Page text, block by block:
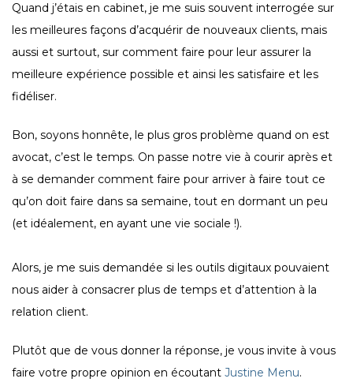
Quand j’étais en cabinet, je me suis souvent interrogée sur
les meilleures façons d’acquérir de nouveaux clients, mais
aussi et surtout, sur comment faire pour leur assurer la
meilleure expérience possible et ainsi les satisfaire et les
fidéliser.
Bon, soyons honnête, le plus gros problème quand on est
avocat, c’est le temps. On passe notre vie à courir après et
à se demander comment faire pour arriver à faire tout ce
qu’on doit faire dans sa semaine, tout en dormant un peu
(et idéalement, en ayant une vie sociale !).
Alors, je me suis demandée si les outils digitaux pouvaient
nous aider à consacrer plus de temps et d’attention à la
relation client.
Plutôt que de vous donner la réponse, je vous invite à vous
faire votre propre opinion en écoutant Justine Menu.